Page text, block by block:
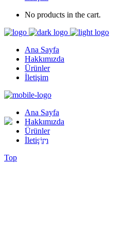
No products in the cart.
Ana Sayfa
Hakkımızda
Ürünler
İletişim
Ana Sayfa
Hakkımızda
Ürünler
İletişim
Top
Parallax Title